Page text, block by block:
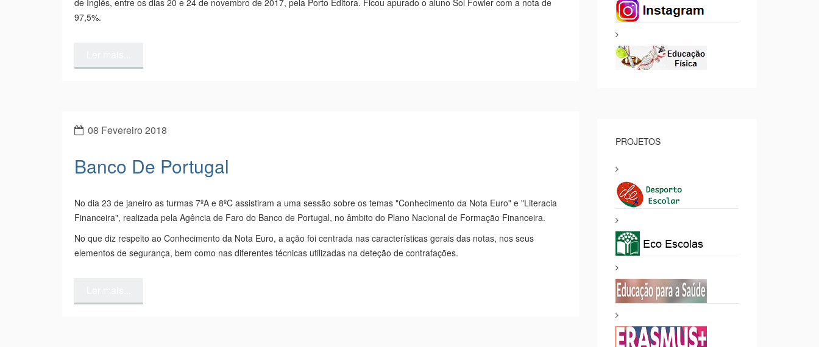
de Inglês, entre os dias 20 e 24 de novembro de 2017, pela Porto Editora. Ficou apurado o aluno Sol Fowler com a nota de
97,5%.
08 Fevereiro 2018
Banco De Portugal
No dia 23 de janeiro as turmas 7ºA e 8ºC assistiram a uma sessão sobre os temas "Conhecimento da Nota Euro" e "Literacia
Financeira", realizada pela Agência de Faro do Banco de Portugal, no âmbito do Plano Nacional de Formação Financeira.
No que diz respeito ao Conhecimento da Nota Euro, a ação foi centrada nas características gerais das notas, nos seus
elementos de segurança, bem como nas diferentes técnicas utilizadas na deteção de contrafações.
PROJETOS